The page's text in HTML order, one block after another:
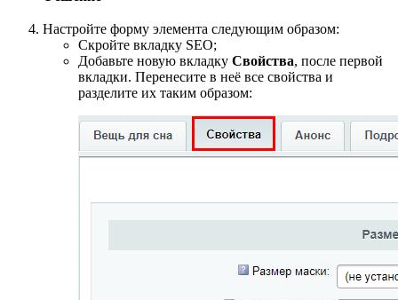
Настройте форму элемента следующим образом:
Скройте вкладку SEO;
Добавьте новую вкладку Свойства, после первой
вкладки. Перенесите в неё все свойства и
разделите их таким образом: